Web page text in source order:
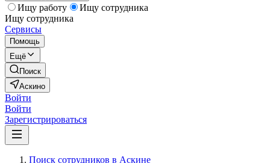
Ищу работу
Ищу сотрудника
Ищу сотрудника
Сервисы
Помощь
Ещё
Поиск
Аскино
Войти
Войти
Зарегистрироваться
Поиск сотрудников в Аскине